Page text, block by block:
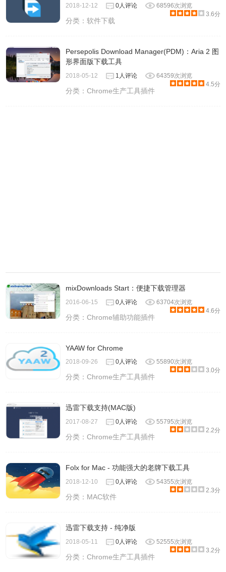
2018-12-12 0人评论
68596次浏览
3.6分
分类：软件下载
Persepolis Download Manager(PDM)：Aria 2 图
形界面版下载工具
2018-05-12 1人评论
64359次浏览
4.5分
分类：Chrome生产工具插件
mixDownloads Start：便捷下载管理器
2016-06-15 0人评论
63704次浏览
4.6分
分类：Chrome辅助功能插件
YAAW for Chrome
2018-09-26 0人评论
55890次浏览
3.0分
分类：Chrome生产工具插件
迅雷下载支持(MAC版)
2017-08-27 0人评论
55795次浏览
2.2分
分类：Chrome生产工具插件
Folx for Mac - 功能强大的老牌下载工具
2018-12-10 0人评论
54355次浏览
2.3分
分类： MAC软件
迅雷下载支持 - 纯净版
2018-05-11 0人评论
52555次浏览
3.2分
分类：Chrome生产工具插件